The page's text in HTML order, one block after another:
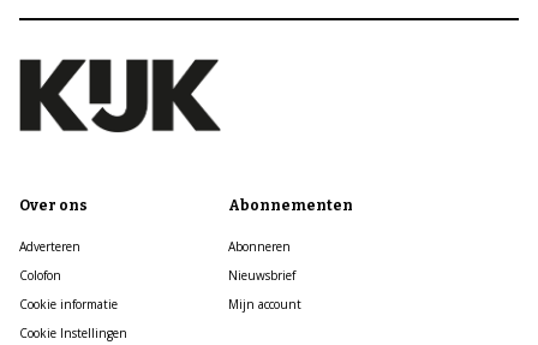
Over ons
Adverteren
Colofon
Cookie informatie
Cookie Instellingen
Abonnementen
Abonneren
Nieuwsbrief
Mijn account